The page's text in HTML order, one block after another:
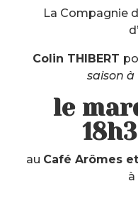
La Compagnie
Colin THIBERT
saison
le
au Café Arômes
à